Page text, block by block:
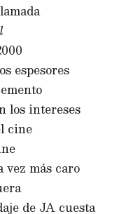
espesores
los intereses
cine
vez más caro
de JA cuesta